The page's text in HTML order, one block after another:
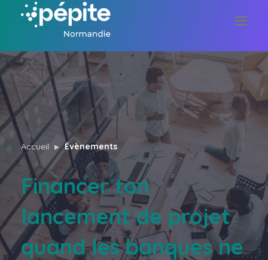
Accueil Évènements
Financer ton
lancement de projet
quand les banques ne